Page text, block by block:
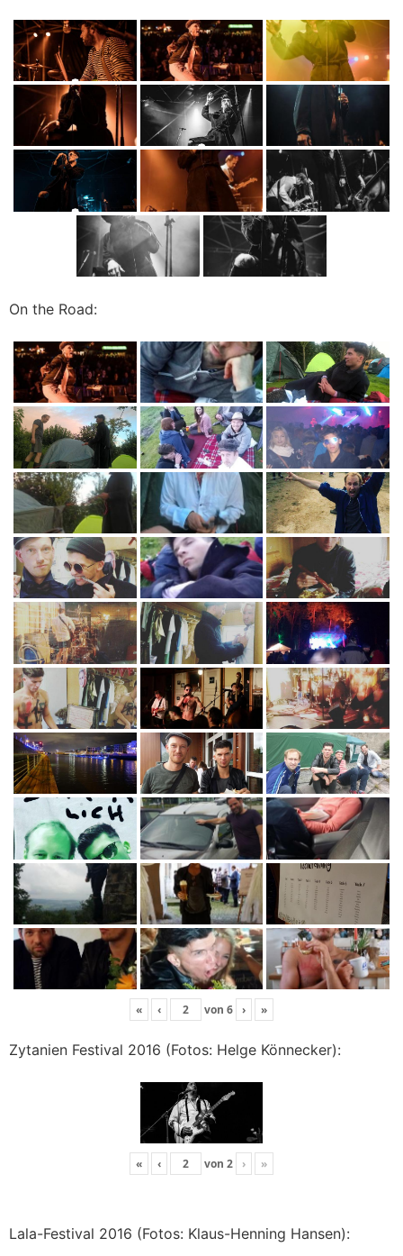
On the Road:
« ‹ von 6 › »
Zytanien Festival 2016 (Fotos: Helge Könnecker):
« ‹ von 2 › »
Lala-Festival 2016 (Fotos: Klaus-Henning Hansen):